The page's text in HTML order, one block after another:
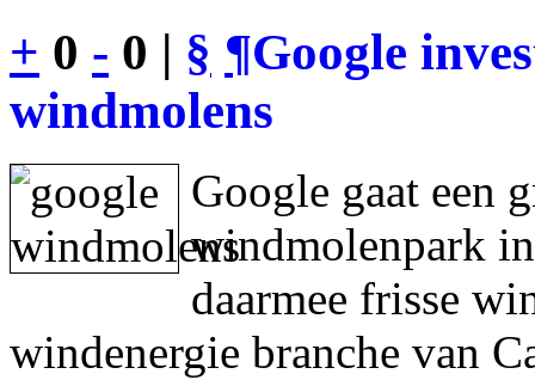
+ 0 - 0 | § ¶Google
windmolens
Google gaat een
windmolenpark
daarmee frisse
windenergie branche van